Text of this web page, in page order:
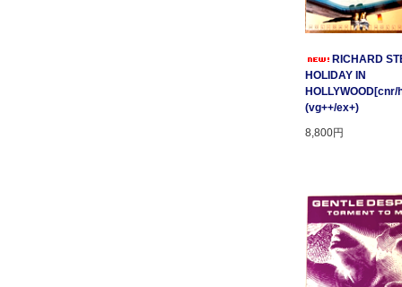
RICHARD
HOLIDAY IN
(vg++/ex+)
8,800円